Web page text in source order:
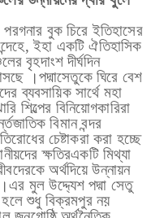
পরগনার বুক চিরে ইতিহাসের
,ইহা একটি ঐতিহাসিক
বৃহদাংশ দীর্ঘদিন
।পদ্মাসেতুকে ঘিরে বেশ
ব্যবসায়িক সার্থে মহা
শিল্পের বিনিয়োগকারিরা
বিমান বন্দর
চেষ্টাকরা করা হচ্ছে
ক্ষতিরএকটি মিথ্যা
অর্থদিয়ে উন্নায়ন
।এর মুল উদ্দ্যেশ পদ্মা সেতু
হলে শুধু বিক্রমপুর নয়